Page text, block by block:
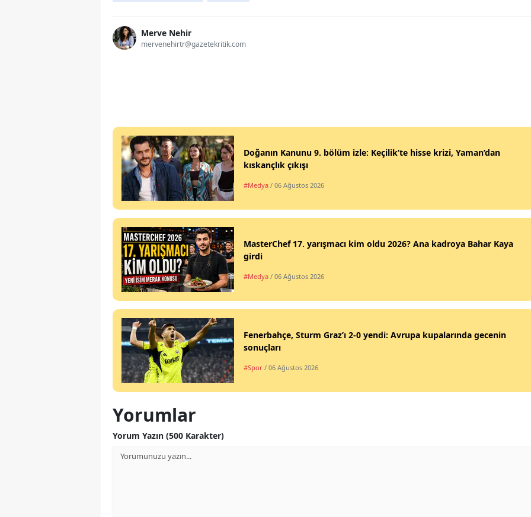
Merve Nehir
mervenehirtr@gazetekritik.com
Doğanın Kanunu 9. bölüm izle: Keçilik’te hisse krizi, Yaman’dan
kıskançlık çıkışı
#Medya / 06 Ağustos 2026
MasterChef 17. yarışmacı kim oldu 2026? Ana kadroya Bahar Kaya
girdi
#Medya / 06 Ağustos 2026
Fenerbahçe, Sturm Graz’ı 2-0 yendi: Avrupa kupalarında gecenin
sonuçları
#Spor / 06 Ağustos 2026
Yorumlar
Yorum Yazın (500 Karakter)